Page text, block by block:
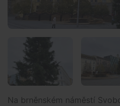
Na brněnském náměstí